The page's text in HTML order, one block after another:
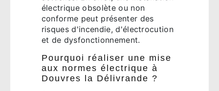
électrique obsolète ou non
conforme peut présenter des
risques d'incendie, d'électrocution
et de dysfonctionnement.
Pourquoi réaliser une mise
aux normes électrique à
Douvres la Délivrande ?